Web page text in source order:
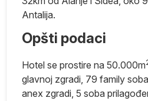
Antalija.
Opšti podaci
Hotel se prostire na 50.000m
glavnoj zgradi, 79 family
anex zgradi, 5 soba